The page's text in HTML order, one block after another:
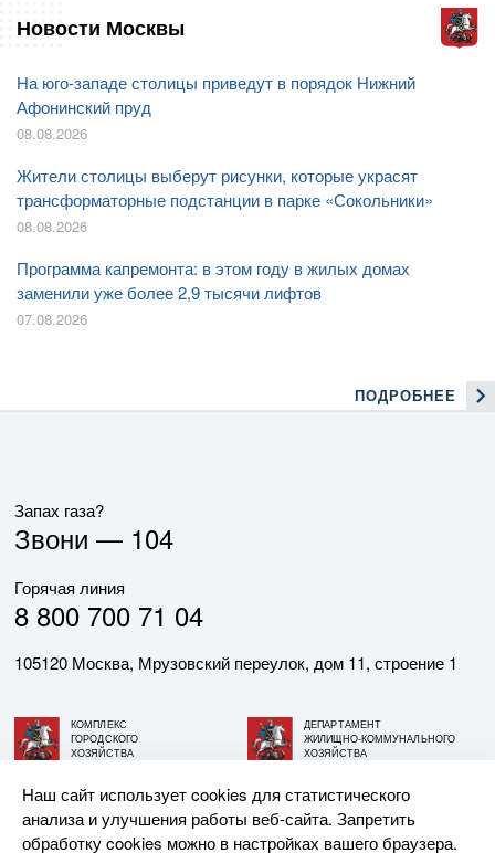
Новости Москвы
На юго-западе столицы приведут в порядок Нижний
Афонинский пруд
08.08.2026
Жители столицы выберут рисунки, которые украсят
трансформаторные подстанции в парке «Сокольники»
08.08.2026
Программа капремонта: в этом году в жилых домах
заменили уже более 2,9 тысячи лифтов
07.08.2026
ПОДРОБНЕЕ
Запах газа?
Звони — 104
Горячая линия
8 800 700 71 04
105120 Москва, Мрузовский переулок, дом 11, строение 1
КОМПЛЕКС
ГОРОДСКОГО
ХОЗЯЙСТВА
ДЕПАРТАМЕНТ
ЖИЛИЩНО-КОММУНАЛЬНОГО
ХОЗЯЙСТВА
© АО «МОСГАЗ», 2026. При использовании материалов
Наш сайт использует cookies для статистического
анализа и улучшения работы веб-сайта. Запретить
обработку cookies можно в настройках вашего браузера.